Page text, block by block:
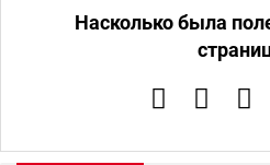
Насколько была